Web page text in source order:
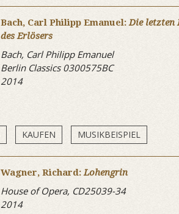
Bach, Carl Philipp Emanuel:Die letzten
des Erlösers
Bach, Carl Philipp Emanuel
Berlin Classics 0300575BC
2014
KAUFEN MUSIKBEISPIEL
Wagner, Richard:Lohengrin
House of Opera, CD25039-34
2014